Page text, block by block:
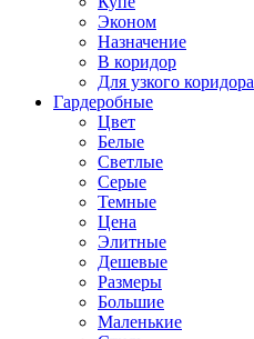
Эконом
Назначение
В коридор
Для узкого коридора
Гардеробные
Цвет
Белые
Светлые
Серые
Темные
Цена
Элитные
Дешевые
Размеры
Большие
Маленькие